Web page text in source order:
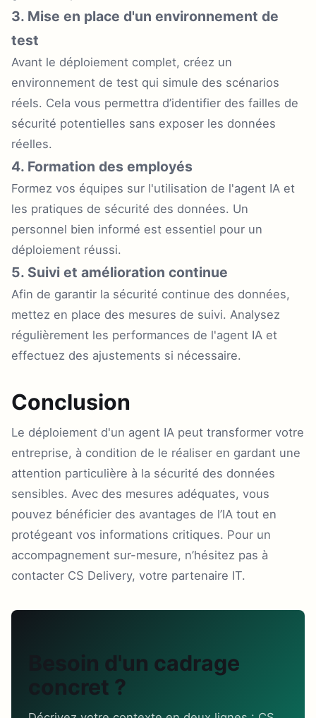
3. Mise en place d'un environnement de
test
Avant le déploiement complet, créez un
environnement de test qui simule des scénarios
réels. Cela vous permettra d’identifier des failles de
sécurité potentielles sans exposer les données
réelles.
4. Formation des employés
Formez vos équipes sur l'utilisation de l'agent IA et
les pratiques de sécurité des données. Un
personnel bien informé est essentiel pour un
déploiement réussi.
5. Suivi et amélioration continue
Afin de garantir la sécurité continue des données,
mettez en place des mesures de suivi. Analysez
régulièrement les performances de l'agent IA et
effectuez des ajustements si nécessaire.
Conclusion
Le déploiement d'un agent IA peut transformer votre
entreprise, à condition de le réaliser en gardant une
attention particulière à la sécurité des données
sensibles. Avec des mesures adéquates, vous
pouvez bénéficier des avantages de l’IA tout en
protégeant vos informations critiques. Pour un
accompagnement sur-mesure, n’hésitez pas à
contacter CS Delivery, votre partenaire IT.
Besoin d'un cadrage
concret ?